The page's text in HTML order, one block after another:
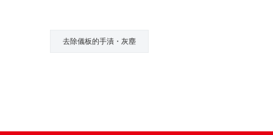
去除儀板的手漬・灰塵